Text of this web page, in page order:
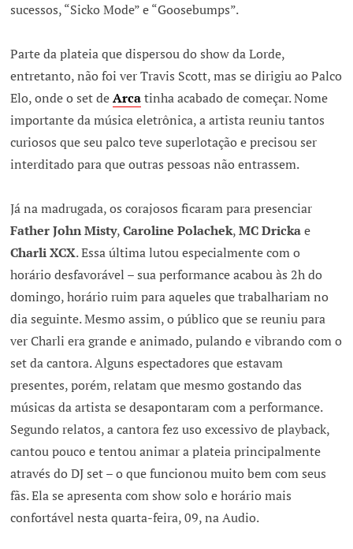
sucessos, “Sicko Mode” e “Goosebumps”.
Parte da plateia que dispersou do show da Lorde,
entretanto, não foi ver Travis Scott, mas se dirigiu ao Palco
Elo, onde o set deArcatinha acabado de começar. Nome
importante da música eletrônica, a artista reuniu tantos
curiosos que seu palco teve superlotação e precisou ser
interditado para que outras pessoas não entrassem.
Já na madrugada, os corajosos ficaram para presenciar
Father John Misty,Caroline Polachek,MC Drickae
Charli XCX. Essa última lutou especialmente com o
horário desfavorável – sua performance acabou às 2h do
domingo, horário ruim para aqueles que trabalhariam no
dia seguinte. Mesmo assim, o público que se reuniu para
ver Charli era grande e animado, pulando e vibrando com o
set da cantora. Alguns espectadores que estavam
presentes, porém, relatam que mesmo gostando das
músicas da artista se desapontaram com a performance.
Segundo relatos, a cantora fez uso excessivo de playback,
cantou pouco e tentou animar a plateia principalmente
através do DJ set – o que funcionou muito bem com seus
fãs. Ela se apresenta com show solo e horário mais
confortável nesta quarta-feira, 09, na Audio.